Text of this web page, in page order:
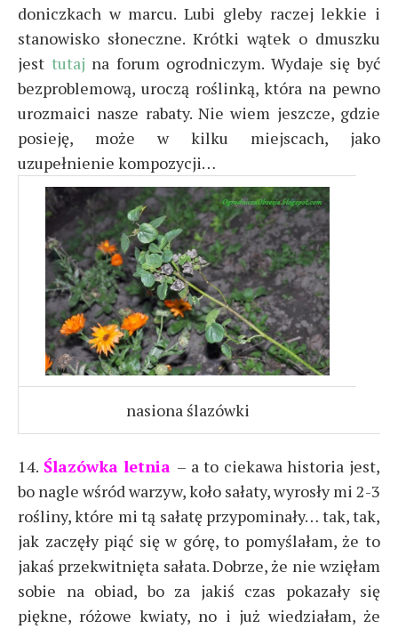
doniczkach w marcu. Lubi gleby raczej lekkie i
stanowisko słoneczne. Krótki wątek o dmuszku
jest tutaj na forum ogrodniczym. Wydaje się być
bezproblemową, uroczą roślinką, która na pewno
urozmaici nasze rabaty. Nie wiem jeszcze, gdzie
posieję, może w kilku miejscach, jako
uzupełnienie kompozycji…
nasiona ślazówki
14. Ślazówka letnia – a to ciekawa historia jest,
bo nagle wśród warzyw, koło sałaty, wyrosły mi 2-3
rośliny, które mi tą sałatę przypominały… tak, tak,
jak zaczęły piąć się w górę, to pomyślałam, że to
jakaś przekwitnięta sałata. Dobrze, że nie wzięłam
sobie na obiad, bo za jakiś czas pokazały się
piękne, różowe kwiaty, no i już wiedziałam, że